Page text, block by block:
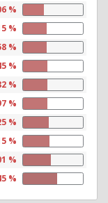
%
%
%
%
%
%
%
%
%
%